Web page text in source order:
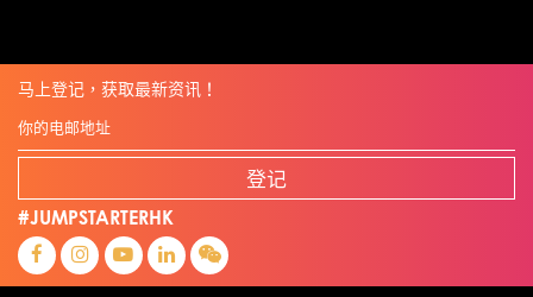
马上登记，获取最新资讯！
登记
#JUMPSTARTERHK